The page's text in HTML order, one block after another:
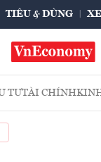
TIÊU & DÙNG XE
TƯTÀI CHÍNH